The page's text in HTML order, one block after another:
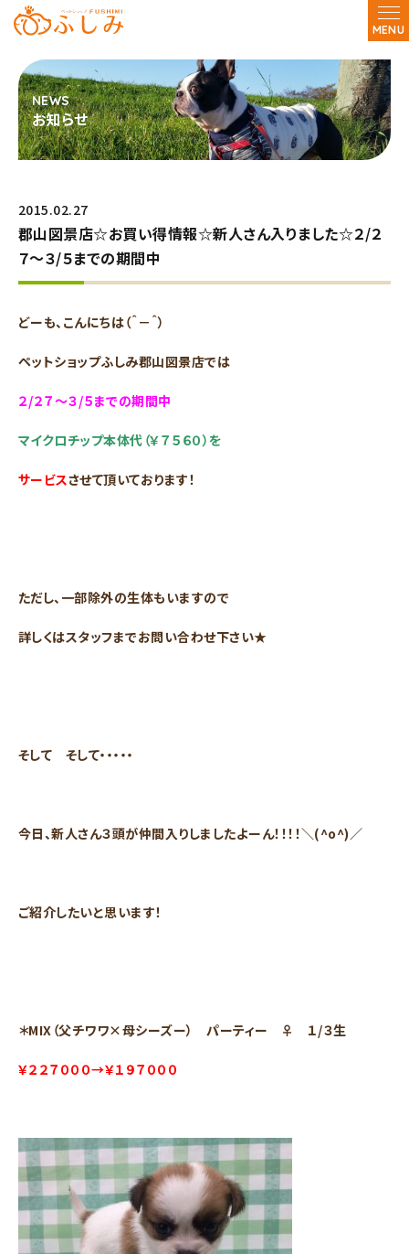
MENU
お知らせ
2015.02.27
郡山図景店☆お買い得情報☆新人さん入りました☆２/２
７～３/５までの期間中
どーも、こんにちは（＾－＾）
ペットショップふしみ郡山図景店では
２/２７～３/５までの期間中
マイクロチップ本体代（￥７５６０）を
サービスさせて頂いております！
ただし、一部除外の生体もいますので
詳しくはスタッフまでお問い合わせ下さい★
そして そして・・・・・
今日、新人さん３頭が仲間入りしましたよーん！！！！＼(^o^)／
ご紹介したいと思います！
＊MIX（父チワワ×母シーズー） パーティー ♀ １/３生
￥２２７０００→￥１９７０００